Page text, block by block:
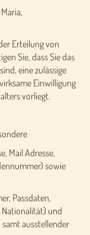
Erteilung von
Sie, dass Sie das
eine zulässige
Einwilligung
vorliegt.
Mail Adresse,
sowie
Passdaten,
Nationalität) und
ausstellender